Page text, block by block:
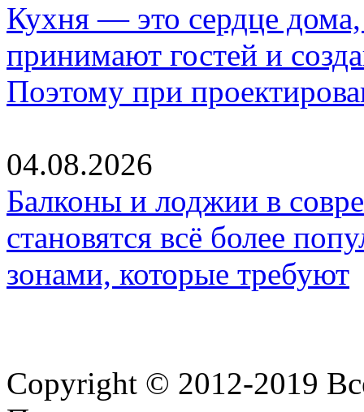
Кухня — это сердце дома,
принимают гостей и
Поэтому при
04.08.2026
Балконы и лоджии в
становятся всё более
зонами, которые требуют
Copyright © 2012-2019